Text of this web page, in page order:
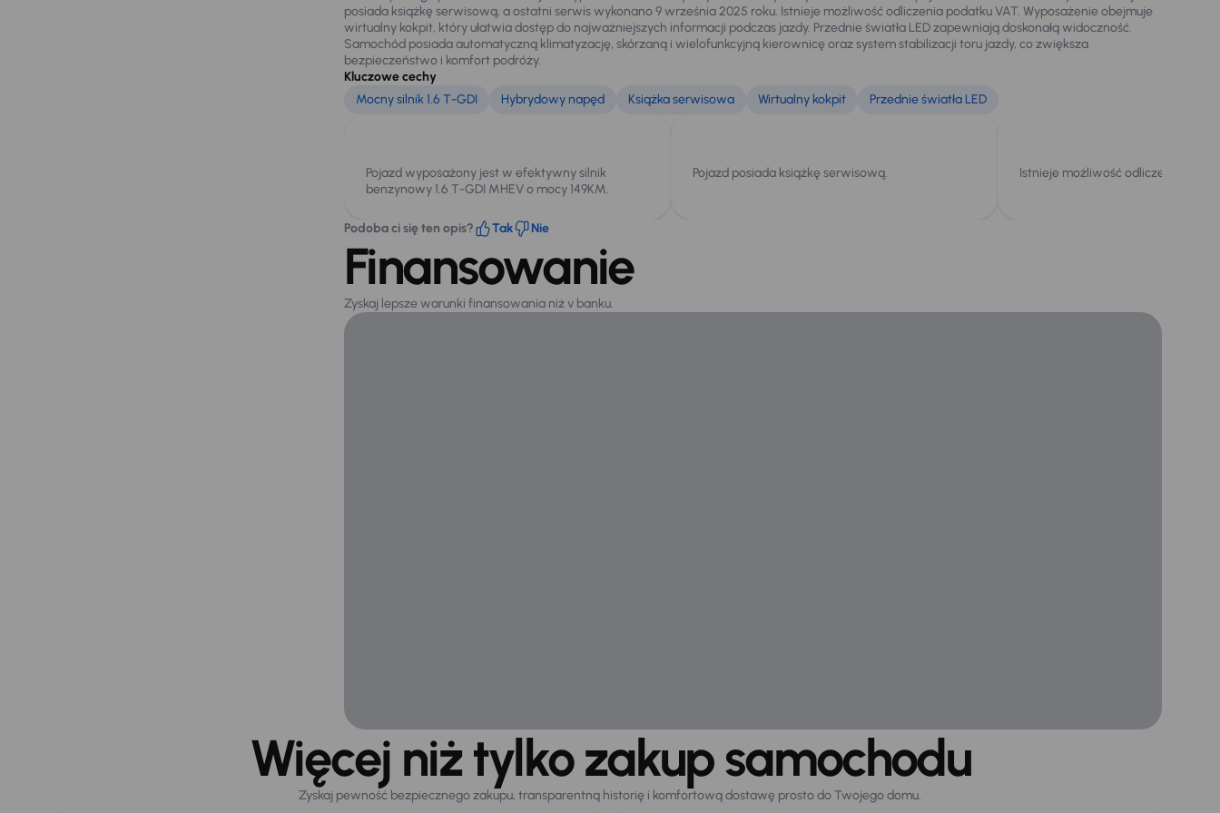
posiada książkę serwisową, a ostatni serwis wykonano 9 września 2025 roku. Istnieje możliwość odliczenia podatku VAT. Wyposażenie obejmuje
wirtualny kokpit, który ułatwia dostęp do najważniejszych informacji podczas jazdy. Przednie światła LED zapewniają doskonałą widoczność.
Samochód posiada automatyczną klimatyzację, skórzaną i wielofunkcyjną kierownicę oraz system stabilizacji toru jazdy, co zwiększa
bezpieczeństwo i komfort podróży.
Kluczowe cechy
Mocny silnik 1.6 T-GDI
Hybrydowy napęd Książka serwisowa Wirtualny kokpit Przednie światła LED
Pojazd wyposażony jest w efektywny silnik
benzynowy 1.6 T-GDI MHEV o mocy 149KM.
Pojazd posiada książkę serwisową. Istnieje możliwość odliczenia
Podoba ci się ten opis? Tak Nie
Finansowanie
Zyskaj lepsze warunki finansowania niż v banku.
Więcej niż tylko zakup samochodu
Zyskaj pewność bezpiecznego zakupu, transparentną historię i komfortową dostawę prosto do Twojego domu.